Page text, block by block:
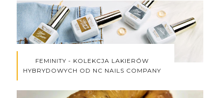
FEMINITY - KOLEKCJA LAKIERÓW
HYBRYDOWYCH OD NC NAILS COMPANY